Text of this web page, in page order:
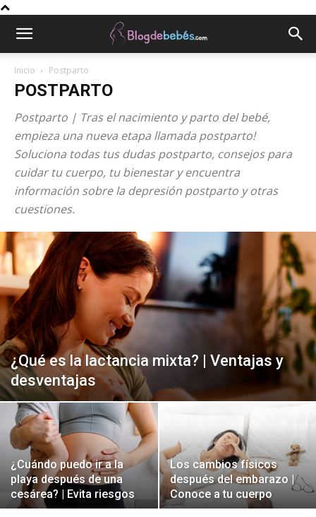
Inicio Postparto
POSTPARTO
Postparto | Tras el nacimiento y parto del bebé,
empieza una nueva etapa llamada postparto!
Soluciona todas tus dudas postparto, consejos para
cuidar tu cuerpo, tu bienestar y encuentra
información sobre la depresión postparto y otras
cuestiones.
¿Qué es la lactancia mixta? | Ventajas y
desventajas
¿Cuándo puedo ir a la
playa después de una
cesárea? | Evita riesgos
Los cambios físicos
después del embarazo |
Conoce a tu cuerpo